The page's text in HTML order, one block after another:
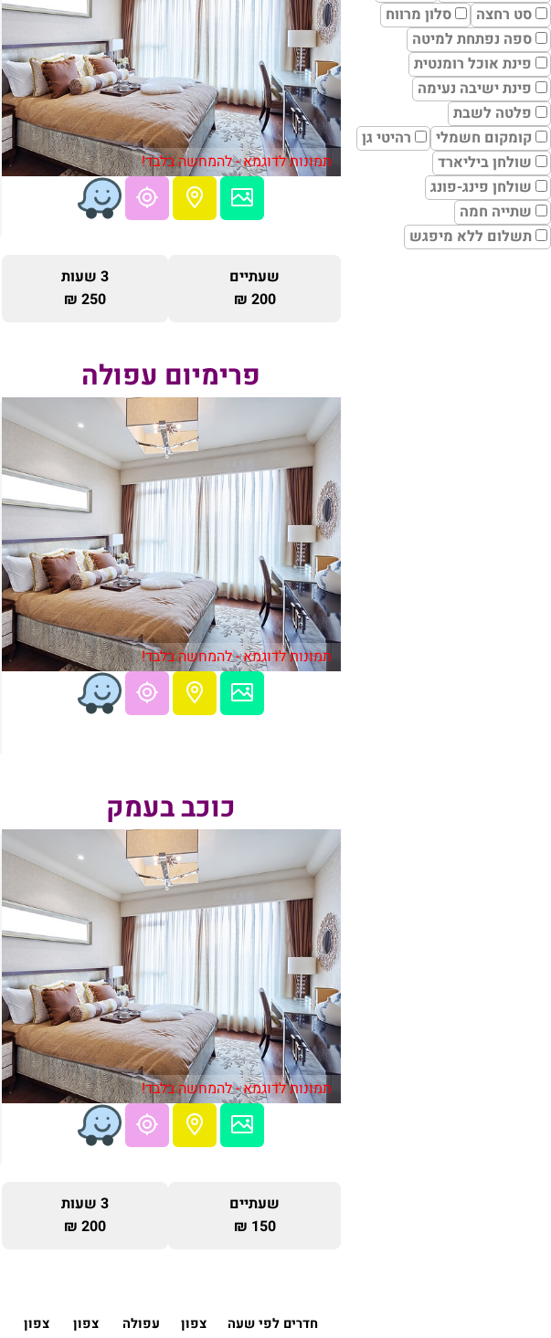
סט רחצה
סלון מרווח
ספה נפתחת למיטה
פינת אוכל רומנטית
פינת ישיבה נעימה
פלטה לשבת
קומקום חשמלי
רהיטי גן
שולחן ביליארד
שולחן פינג-פונג
שתייה חמה
תשלום ללא מיפגש
תמונות לדוגמא - להמחשה בלבד!
שעתיים
200 ₪
3 שעות
250 ₪
פרימיום עפולה
תמונות לדוגמא - להמחשה בלבד!
כוכב בעמק
תמונות לדוגמא - להמחשה בלבד!
שעתיים
150 ₪
3 שעות
200 ₪
חדרים לפי שעה צפון עפולה צפון צפון